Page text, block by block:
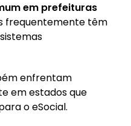
em prefeituras
frequentemente têm
enfrentam
em estados que
o eSocial.